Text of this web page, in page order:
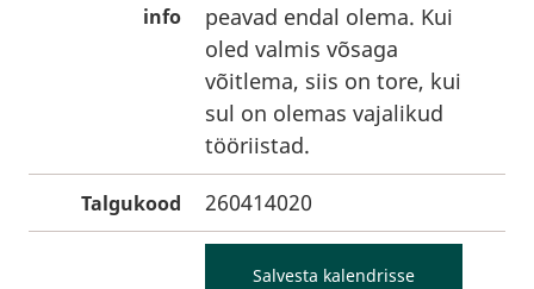
info
peavad endal olema. Kui
oled valmis võsaga
võitlema, siis on tore, kui
sul on olemas vajalikud
tööriistad.
Talgukood 260414020
Salvesta kalendrisse